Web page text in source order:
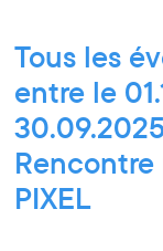
Tous les
entre le
Rencontre
PIXEL